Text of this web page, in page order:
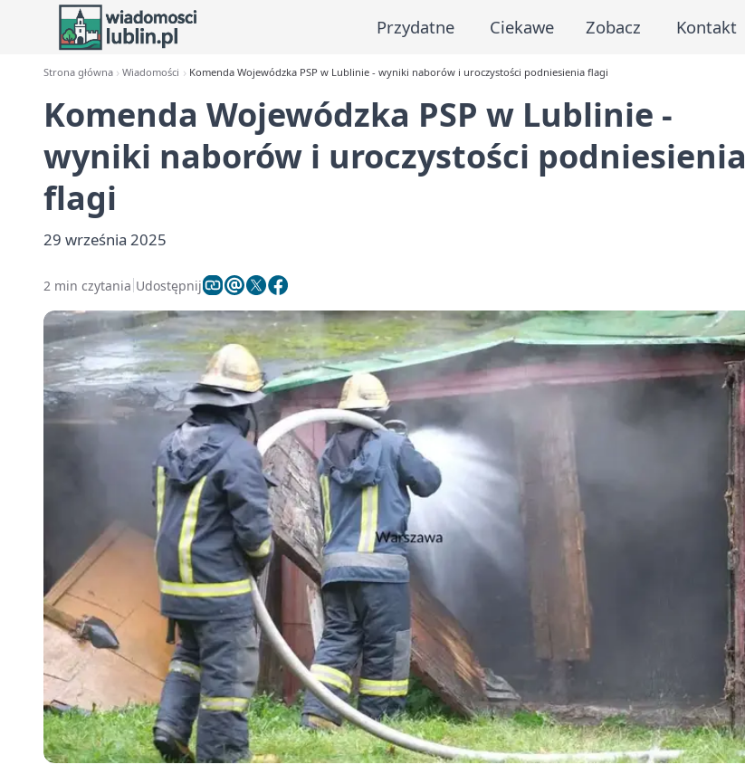
Przydatne Ciekawe Zobacz Kontakt
Strona główna Wiadomości Komenda Wojewódzka PSP w Lublinie - wyniki naborów i uroczystości podniesienia flagi
Komenda Wojewódzka PSP w Lublinie -
wyniki naborów i uroczystości podniesienia
flagi
29 września 2025
2 min czytania Udostępnij